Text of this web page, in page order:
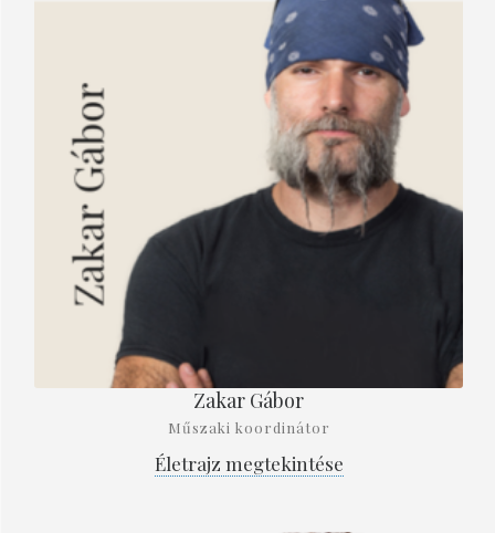
Zakar Gábor
Műszaki koordinátor
Életrajz megtekintése